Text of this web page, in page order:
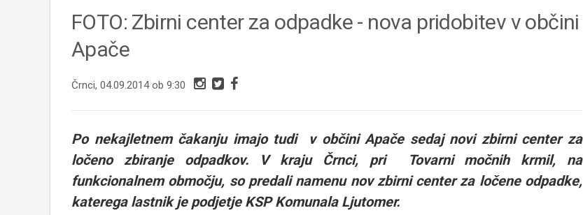
FOTO: Zbirni center za odpadke - nova pridobitev v občini
Apače
Črnci, 04.09.2014 ob 9:30
Po nekajletnem čakanju imajo tudi v občini Apače sedaj novi zbirni center za
ločeno zbiranje odpadkov. V kraju Črnci, pri Tovarni močnih krmil, na
funkcionalnem območju, so predali namenu nov zbirni center za ločene odpadke,
katerega lastnik je podjetje KSP Komunala Ljutomer.